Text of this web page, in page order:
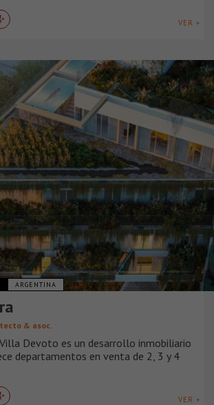
VER +
ARGENTINA
& asoc.
Devoto es un desarrollo inmobiliario
departamentos en venta de 2, 3 y 4
VER +